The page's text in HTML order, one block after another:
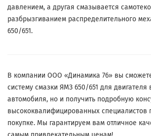
давлением, а другая смазывается
разбрызгиванием распределительного
650/651.
В компании ООО «Динамика 76» вы
систему смазки ЯМЗ 650/651 для двигателя
автомобиля, но и получить подробную
высококвалифицированных специалистов
покупке. Мы гарантируем вам отличное